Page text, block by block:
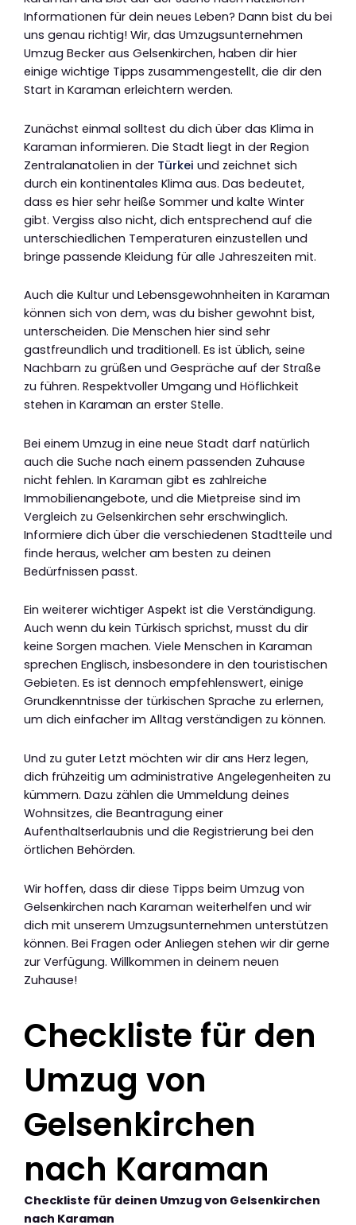
Informationen für dein neues Leben? Dann bist du bei
uns genau richtig! Wir, das Umzugsunternehmen
Umzug Becker aus Gelsenkirchen, haben dir hier
einige wichtige Tipps zusammengestellt, die dir den
Start in Karaman erleichtern werden.
Zunächst einmal solltest du dich über das Klima in
Karaman informieren. Die Stadt liegt in der Region
Zentralanatolien in der Türkei und zeichnet sich
durch ein kontinentales Klima aus. Das bedeutet,
dass es hier sehr heiße Sommer und kalte Winter
gibt. Vergiss also nicht, dich entsprechend auf die
unterschiedlichen Temperaturen einzustellen und
bringe passende Kleidung für alle Jahreszeiten mit.
Auch die Kultur und Lebensgewohnheiten in Karaman
können sich von dem, was du bisher gewohnt bist,
unterscheiden. Die Menschen hier sind sehr
gastfreundlich und traditionell. Es ist üblich, seine
Nachbarn zu grüßen und Gespräche auf der Straße
zu führen. Respektvoller Umgang und Höflichkeit
stehen in Karaman an erster Stelle.
Bei einem Umzug in eine neue Stadt darf natürlich
auch die Suche nach einem passenden Zuhause
nicht fehlen. In Karaman gibt es zahlreiche
Immobilienangebote, und die Mietpreise sind im
Vergleich zu Gelsenkirchen sehr erschwinglich.
Informiere dich über die verschiedenen Stadtteile und
finde heraus, welcher am besten zu deinen
Bedürfnissen passt.
Ein weiterer wichtiger Aspekt ist die Verständigung.
Auch wenn du kein Türkisch sprichst, musst du dir
keine Sorgen machen. Viele Menschen in Karaman
sprechen Englisch, insbesondere in den touristischen
Gebieten. Es ist dennoch empfehlenswert, einige
Grundkenntnisse der türkischen Sprache zu erlernen,
um dich einfacher im Alltag verständigen zu können.
Und zu guter Letzt möchten wir dir ans Herz legen,
dich frühzeitig um administrative Angelegenheiten zu
kümmern. Dazu zählen die Ummeldung deines
Wohnsitzes, die Beantragung einer
Aufenthaltserlaubnis und die Registrierung bei den
örtlichen Behörden.
Wir hoffen, dass dir diese Tipps beim Umzug von
Gelsenkirchen nach Karaman weiterhelfen und wir
dich mit unserem Umzugsunternehmen unterstützen
können. Bei Fragen oder Anliegen stehen wir dir gerne
zur Verfügung. Willkommen in deinem neuen
Zuhause!
Checkliste für den
Umzug von
Gelsenkirchen
nach Karaman
Checkliste für deinen Umzug von Gelsenkirchen
nach Karaman